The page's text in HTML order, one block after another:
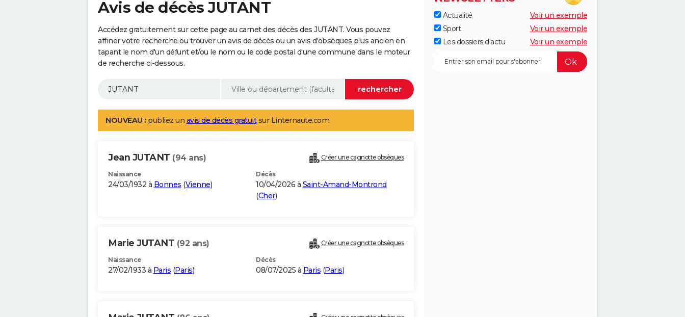
Avis de décès JUTANT
Accédez gratuitement sur cette page au carnet des décès des JUTANT. Vous pouvez
affiner votre recherche ou trouver un avis de décès ou un avis d'obsèques plus ancien en
tapant le nom d'un défunt et/ou le nom ou le code postal d'une commune dans le moteur
de recherche ci-dessous.
NOUVEAU : publiez un avis de décès gratuitsur Linternaute.com
Jean JUTANT (94 ans) Créer une cagnotte obsèques
Naissance
24/03/1932 à Bonnes (Vienne)
Décès
10/04/2026 à Saint-Amand-Montrond
(Cher)
Marie JUTANT (92 ans) Créer une cagnotte obsèques
Naissance
27/02/1933 à Paris (Paris)
Décès
08/07/2025 à Paris (Paris)
Actualité
Voir un exemple
Sport
Voir un exemple
Les dossiers d'actu
Voir un exemple